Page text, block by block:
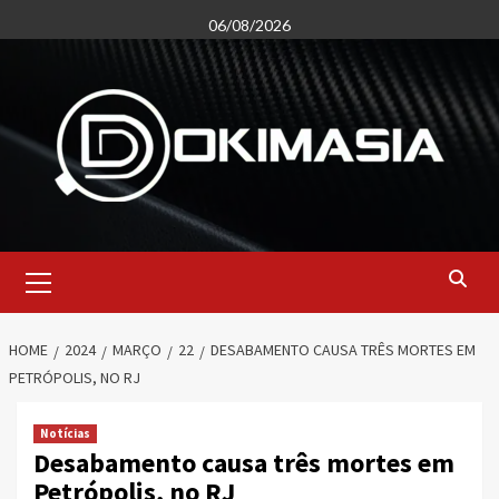
to
06/08/2026
Menu
HOME 2024 MARÇO 22
DESABAMENTO CAUSA TRÊS MORTES EM
PETRÓPOLIS, NO RJ
Notícias
Desabamento causa três mortes em
Petrópolis, no RJ